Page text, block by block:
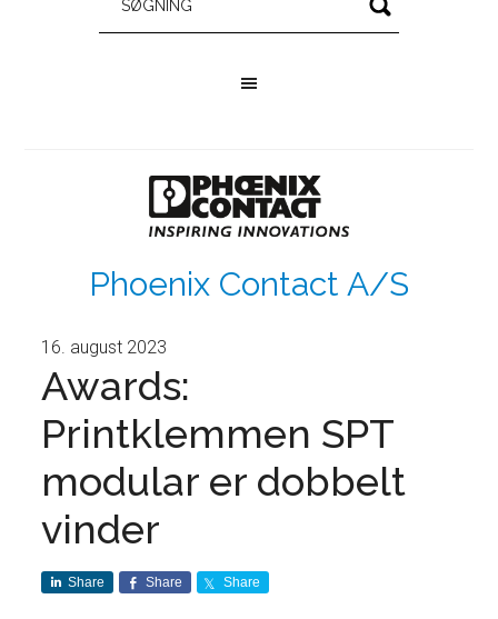
Phoenix Contact A/S
16. august 2023
Awards:
Printklemmen SPT
modular er dobbelt
vinder
Share Share Share